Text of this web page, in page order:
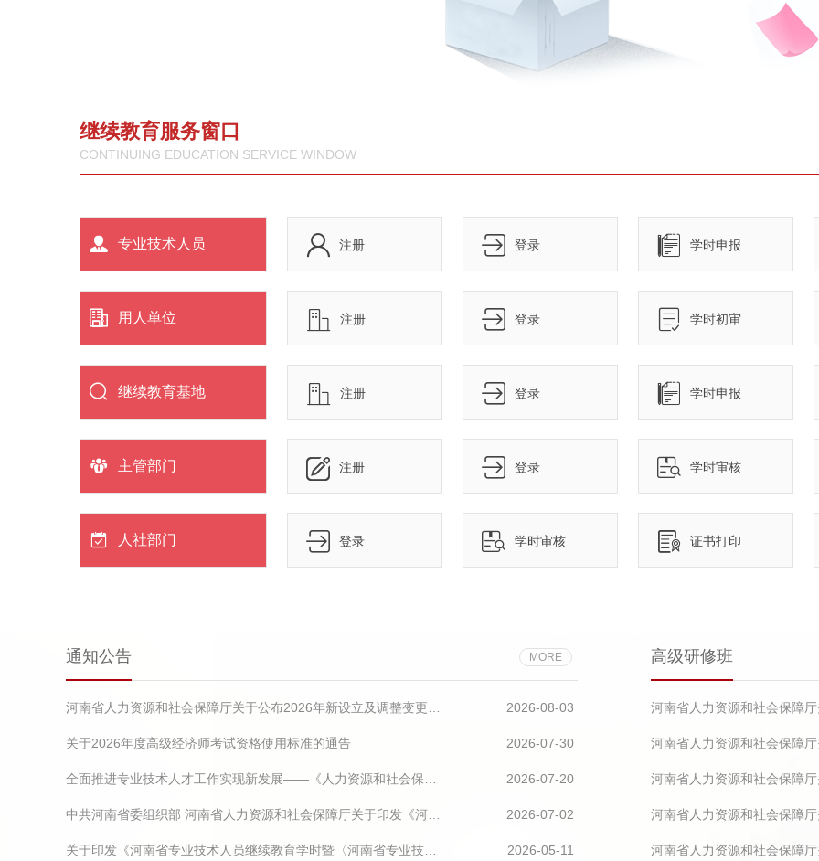
继续教育服务窗口
CONTINUING EDUCATION SERVICE WINDOW
专业技术人员 注册 登录 学时申报
用人单位 注册 登录 学时初审
继续教育基地 注册 登录 学时申报
主管部门 注册 登录 学时审核
人社部门 登录 学时审核 证书打印
通知公告 MORE
2026-08-03
关于2026年度高级经济师考试资格使用标准的通告 2026-07-30
2026-07-20
2026-07-02
2026-05-11
高级研修班
河南省人力资源和社会保障